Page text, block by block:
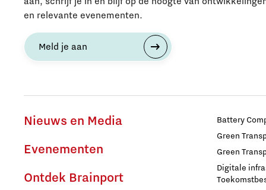
Opschaling energie-innovatie
en producten
PSV partnership
Quantum Computing
en relevante evenementen.
Meld je aan
Nieuws en Media
Evenementen
Ontdek Brainport
Battery
Green
Green
Digitale